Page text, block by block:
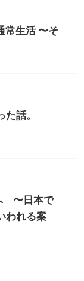
生活 〜そ
話。
〜日本で
われる案